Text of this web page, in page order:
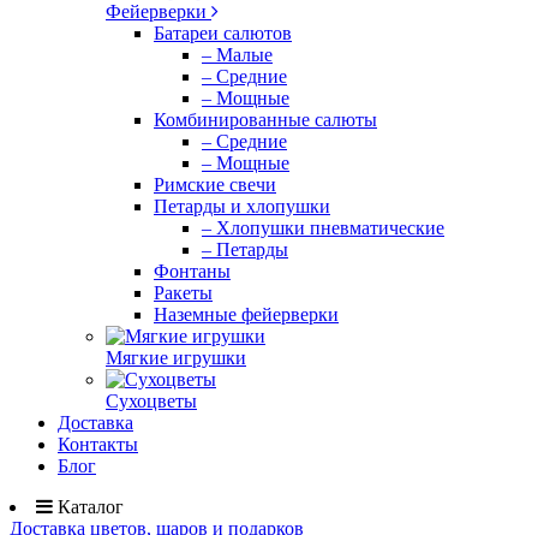
Фейерверки
Батареи салютов
– Малые
– Средние
– Мощные
Комбинированные салюты
– Средние
– Мощные
Римские свечи
Петарды и хлопушки
– Хлопушки пневматические
– Петарды
Фонтаны
Ракеты
Наземные фейерверки
Мягкие игрушки
Сухоцветы
Доставка
Контакты
Блог
Каталог
Доставка цветов, шаров и подарков